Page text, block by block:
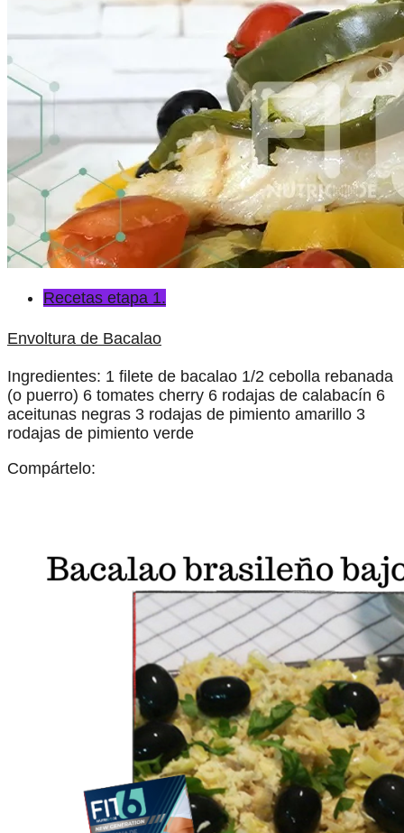
Recetas etapa 1.
Envoltura de Bacalao
Ingredientes: 1 filete de bacalao 1/2 cebolla rebanada
(o puerro) 6 tomates cherry 6 rodajas de calabacín 6
aceitunas negras 3 rodajas de pimiento amarillo 3
rodajas de pimiento verde
Compártelo: